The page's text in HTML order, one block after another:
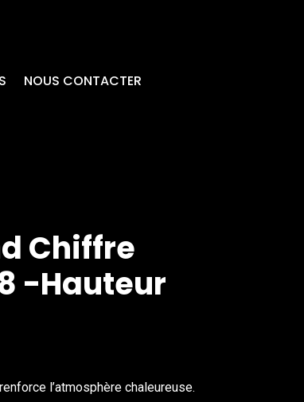
NOUS CONTACTER
Chiffre
-Hauteur
l’atmosphère chaleureuse.